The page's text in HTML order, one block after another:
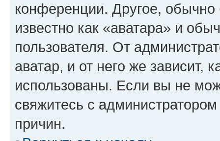
конференции. Другое,
известно как «аватара» и
пользователя. От
аватар, и от него же зависит,
использованы. Если вы не
свяжитесь с
причин.